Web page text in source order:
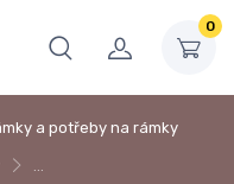
0
a potřeby na rámky
…